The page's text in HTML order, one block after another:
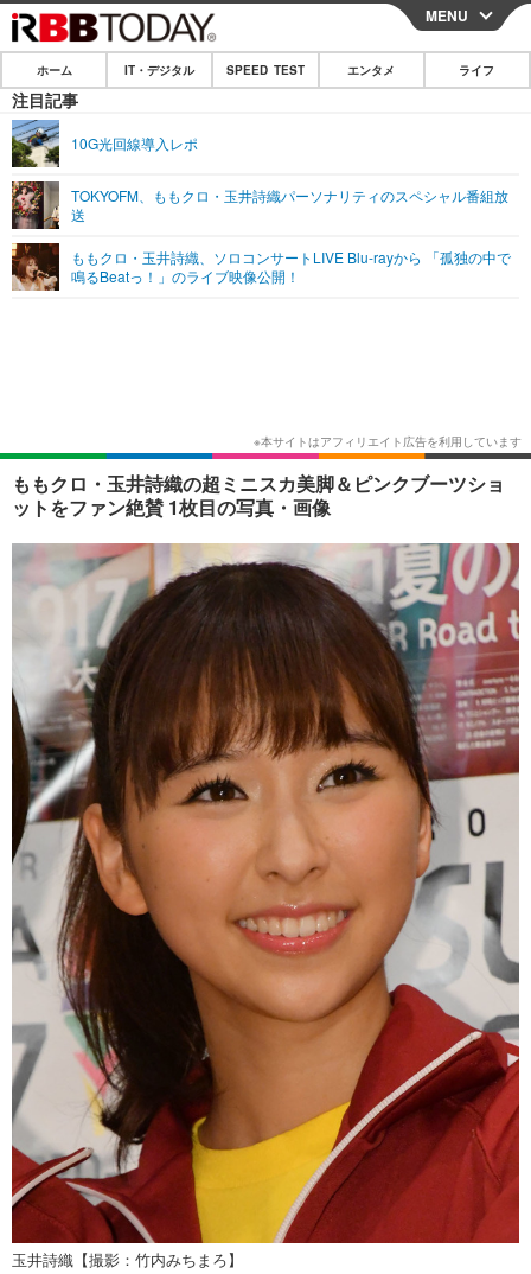
CLOSE
ホーム
IT・デジタル
ショッピング その他
SPEED TEST
エンタメ
エンタメTOP
ショッピング その他
ライフ
MENU
ホーム IT・デジタル SPEED TEST エンタメ ライフ
注目記事
10G光回線導入レポ
TOKYOFM、ももクロ・玉井詩織パーソナリティのスペシャル番組放
送
ももクロ・玉井詩織、ソロコンサートLIVE Blu-rayから 「孤独の中で
鳴るBeatっ！」のライブ映像公開！
ももクロ・玉井詩織の超ミニスカ美脚＆ピンクブーツショ
ットをファン絶賛 1枚目の写真・画像
玉井詩織【撮影：竹内みちまろ】